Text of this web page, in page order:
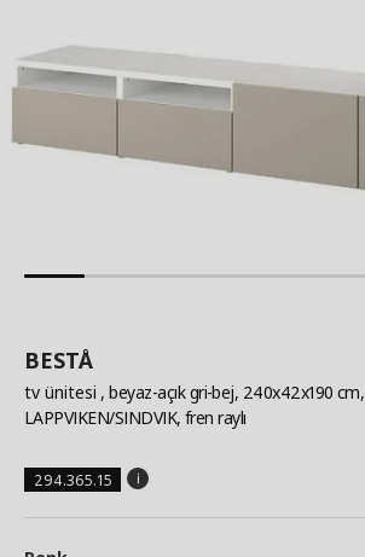
BESTÅ
tv ünitesi , beyaz-açık gri-bej, 240x42x190 cm,
LAPPVIKEN/SINDVIK, fren raylı
294.365.15